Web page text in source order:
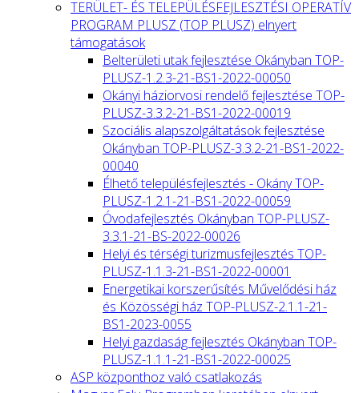
TERÜLET- ÉS TELEPÜLÉSFEJLESZTÉSI OPERATÍV
PROGRAM PLUSZ (TOP PLUSZ) elnyert
támogatások
Belterületi utak fejlesztése Okányban TOP-
PLUSZ-1.2.3-21-BS1-2022-00050
Okányi háziorvosi rendelő fejlesztése TOP-
PLUSZ-3.3.2-21-BS1-2022-00019
Szociális alapszolgáltatások fejlesztése
Okányban TOP-PLUSZ-3.3.2-21-BS1-2022-
00040
Élhető településfejlesztés - Okány TOP-
PLUSZ-1.2.1-21-BS1-2022-00059
Óvodafejlesztés Okányban TOP-PLUSZ-
3.3.1-21-BS-2022-00026
Helyi és térségi turizmusfejlesztés TOP-
PLUSZ-1.1.3-21-BS1-2022-00001
Energetikai korszerűsítés Művelődési ház
és Közösségi ház TOP-PLUSZ-2.1.1-21-
BS1-2023-0055
Helyi gazdaság fejlesztés Okányban TOP-
PLUSZ-1.1.1-21-BS1-2022-00025
ASP központhoz való csatlakozás